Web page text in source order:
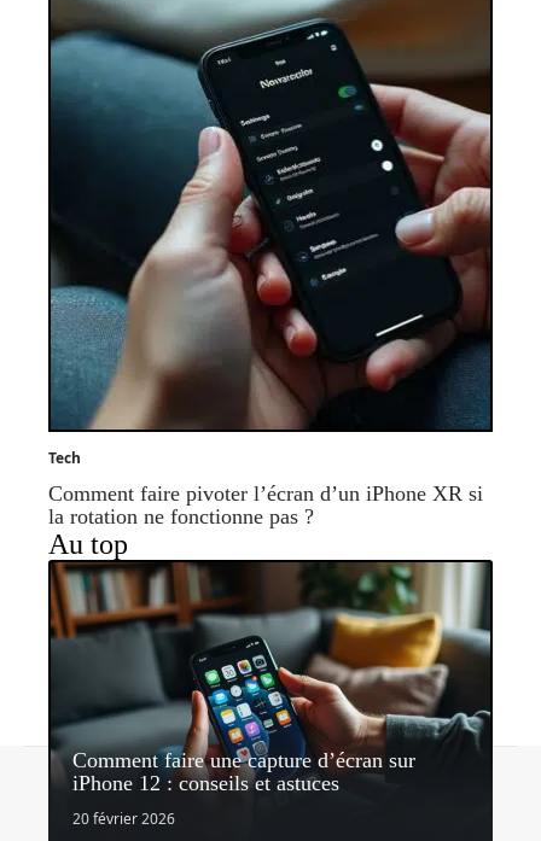
Tech
Comment faire pivoter l’écran d’un iPhone XR si
la rotation ne fonctionne pas ?
Au top
Comment faire une capture d’écran sur
iPhone 12 : conseils et astuces
20 février 2026© 2026 | lavieauquotidien.com
Contact Mentions légales Sitemap